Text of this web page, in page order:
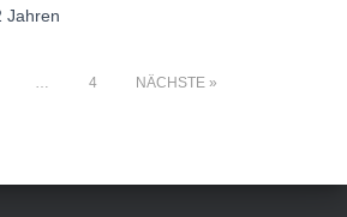
Jahren
… 4 NÄCHSTE